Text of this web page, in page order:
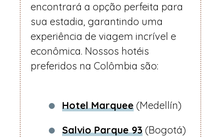
encontrará a opção perfeita para
sua estadia, garantindo uma
experiência de viagem incrível e
econômica. Nossos hotéis
preferidos na Colômbia são:
Hotel Marquee (Medellín)
Salvio Parque 93 (Bogotá)